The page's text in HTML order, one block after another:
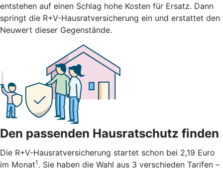
entstehen auf einen Schlag hohe Kosten für Ersatz. Dann
springt die R+V-Hausratversicherung ein und erstattet den
Neuwert dieser Gegenstände.
Den passenden Hausratschutz finden
Die R+V-Hausratversicherung startet schon bei 2,19 Euro
im Monat1 . Sie haben die Wahl aus 3 verschieden Tarifen –